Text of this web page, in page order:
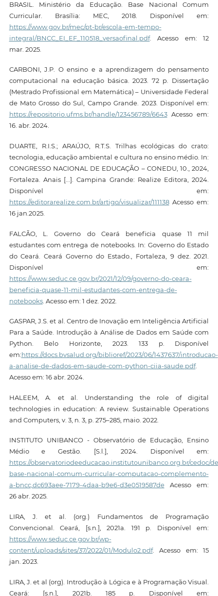
BRASIL. Ministério da Educação. Base Nacional Comum
Curricular. Brasília: MEC, 2018. Disponível em:
https://www.gov.br/mec/pt-br/escola-em-tempo-
integral/BNCC_EI_EF_110518_versaofinal.pdf. Acesso em: 12
mar. 2025.
CARBONI, J.P. O ensino e a aprendizagem do pensamento
computacional na educação básica. 2023. 72 p. Dissertação
(Mestrado Profissional em Matemática) – Universidade Federal
de Mato Grosso do Sul, Campo Grande. 2023. Disponível em:
https://repositorio.ufms.br/handle/123456789/6643Acesso em:
16. abr. 2024.
DUARTE, R.I.S.; ARAÚJO, R.T.S. Trilhas ecológicas do crato:
tecnologia, educação ambiental e cultura no ensino médio. In:
CONGRESSO NACIONAL DE EDUCAÇÃO – CONEDU, 10., 2024,
Fortaleza. Anais [...]. Campina Grande: Realize Editora, 2024.
Disponível em:
https://editorarealize.com.br/artigo/visualizar/111138Acesso em:
16 jan.2025.
FALCÃO, L. Governo do Ceará beneficia quase 11 mil
estudantes com entrega de notebooks. In: Governo do Estado
do Ceará. Ceará Governo do Estado., Fortaleza, 9 dez. 2021.
Disponível em:
https://www.seduc.ce.gov.br/2021/12/09/governo-do-ceara-
beneficia-quase-11-mil-estudantes-com-entrega-de-
notebooks. Acesso em: 1 dez. 2022.
GASPAR, J.S. et al. Centro de Inovação em Inteligência Artificial
Para a Saúde. Introdução à Análise de Dados em Saúde com
Python. Belo Horizonte, 2023. 133 p. Disponível
em:https://docs.bvsalud.org/biblioref/2023/06/1437637/introducao-
a-analise-de-dados-em-saude-com-python-ciia-saude.pdf.
Acesso em: 16 abr. 2024.
HALEEM, A. et al. Understanding the role of digital
technologies in education: A review. Sustainable Operations
and Computers, v. 3, n. 3, p. 275–285, maio. 2022.
INSTITUTO UNIBANCO - Observatório de Educação, Ensino
Médio e Gestão. [S.l.], 2024. Disponível em:
https://observatoriodeeducacao.institutounibanco.org.br/cedoc/
base-nacional-comum-curricular-computacao-complemento-
a-bncc,dc693aee-7179-4daa-b9e6-d3e0519587deAcesso em:
26 abr. 2025.
LIRA, J. et al. (org.) Fundamentos de Programação
Convencional. Ceará, [s.n.], 2021a. 191 p. Disponível em:
https://www.seduc.ce.gov.br/wp-
content/uploads/sites/37/2022/01/Modulo2.pdf. Acesso em: 15
jan. 2023.
LIRA, J. et al (org). Introdução à Lógica e à Programação Visual.
Ceará: [s.n.], 2021b. 185 p. Disponível em: